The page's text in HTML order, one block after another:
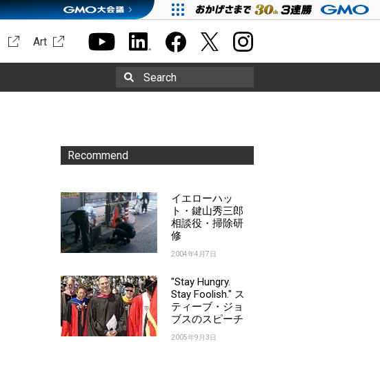
Art
Search
Recommend
イエローハッ
ト・鍵山秀三郎
相談役・掃除研
修
2004年4月7日
"Stay Hungry.
Stay Foolish." ス
ティーブ・ジョ
ブスのスピーチ
2005年9月3日